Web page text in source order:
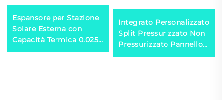
Espansore per Stazione
Solare Esterna con
Capacità Termica 0.025
Calcolatore per Sistemi
Integrato Personalizzato
Split Pressurizzato Non
Pressurizzato Pannello
Piatto Tubo Vuoto